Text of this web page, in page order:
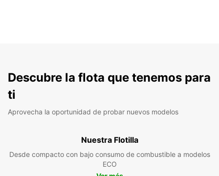
Descubre la flota que tenemos para
ti
Aprovecha la oportunidad de probar nuevos modelos
Nuestra Flotilla
Desde compacto con bajo consumo de combustible a modelos
ECO